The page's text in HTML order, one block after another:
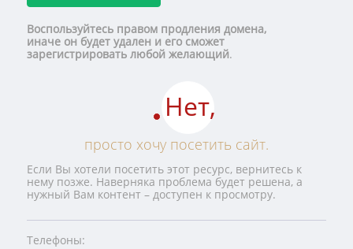
Воспользуйтесь правом продления домена,
иначе он будет удален и его сможет
зарегистрировать любой желающий.
Нет,
просто хочу посетить сайт.
Если Вы хотели посетить этот ресурс, вернитесь к
нему позже. Наверняка проблема будет решена, а
нужный Вам контент – доступен к просмотру.
Телефоны: